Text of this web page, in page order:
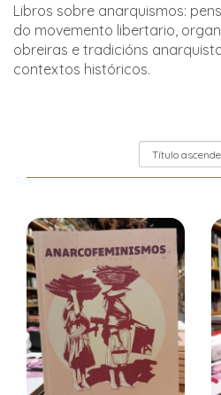
Libros sobre anarquismos:
do movemento libertario,
obreiras e tradicións
contextos históricos.